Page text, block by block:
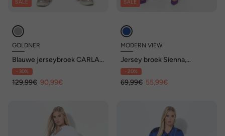
SALE
GOLDNER
Blauwe jerseybroek CARLA
van viscose mix
- 30%
129,99€ 90,99€
SALE
MODERN VIEW
Jersey broek Sienna,
bladeren, smalle pijpen,
elastische tailleband
- 20%
69,99€ 55,99€